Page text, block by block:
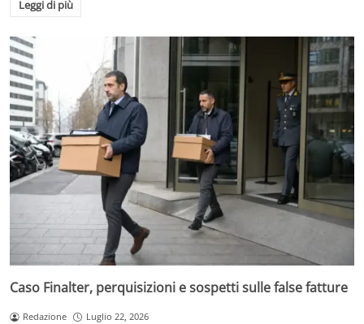
Leggi di più
Caso Finalter, perquisizioni e sospetti sulle false fatture
Redazione Luglio 22, 2026